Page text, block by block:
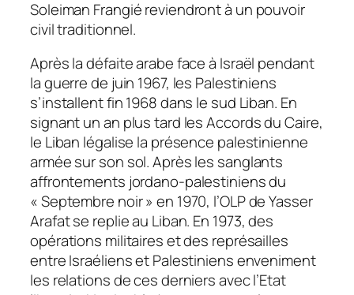
Soleiman Frangié reviendront à un pouvoir
civil traditionnel.
Après la défaite arabe face à Israël pendant
la guerre de juin 1967, les Palestiniens
s’installent fin 1968 dans le sud Liban. En
signant un an plus tard les Accords du Caire,
le Liban légalise la présence palestinienne
armée sur son sol. Après les sanglants
affrontements jordano-palestiniens du
« Septembre noir » en 1970, l’OLP de Yasser
Arafat se replie au Liban. En 1973, des
opérations militaires et des représailles
entre Israéliens et Palestiniens enveniment
les relations de ces derniers avec l’Etat